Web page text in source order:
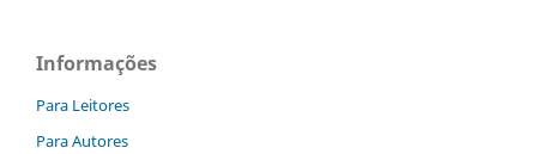
Informações
Para Leitores
Para Autores